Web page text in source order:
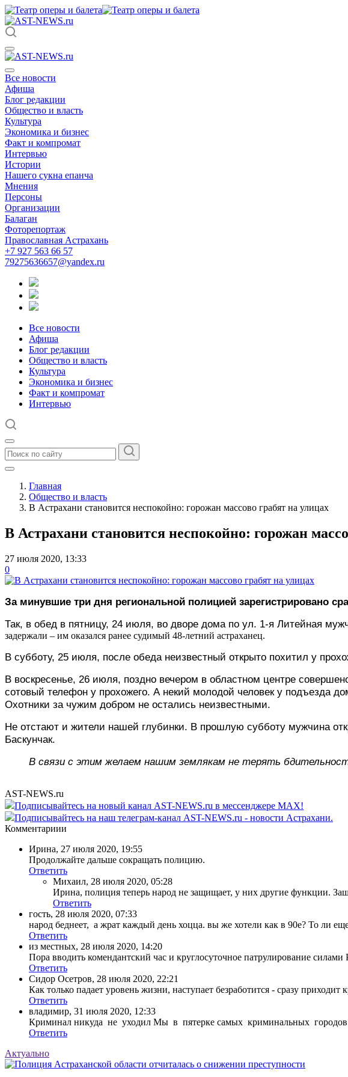
Все новости
Афиша
Блог редакции
Общество и власть
Культура
Экономика и бизнес
Факт и компромат
Интервью
Истории
Нашего сукна епанча
Мнения
Персоны
Организации
Балаган
Фоторепортаж
Православная Астрахань
+7 927 563 66 57
79275636657@yandex.ru
Все новости
Афиша
Блог редакции
Общество и власть
Культура
Экономика и бизнес
Факт и компромат
Интервью
Главная
Общество и власть
В Астрахани становится неспокойно: горожан массово грабят на улицах
В Астрахани становится неспокойно: горожан
27 июля 2020, 13:33
0
За минувшие три дня региональной полицией зарегистрировано
Так, в обед в пятницу, 24 июля, во дворе дома по ул. 1-я Литейная
задержали – им оказался ранее судимый 48-летний астраханец.
В субботу, 25 июля, после обеда неизвестный открыто похитил у
В воскресенье, 26 июля, поздно вечером в областном центре
сотовый телефон у прохожего. А некий молодой человек у подъезда
Охотники за чужим добром не остались неизвестными.
Не отстают и жители нашей глубинки. В прошлую субботу мужчина
Баскунчак.
В связи с этим желаем нашим землякам не терять
AST-NEWS.ru
Подписывайтесь на новый канал AST-NEWS.ru в мессенджере MAX!
Подписывайтесь на наш телеграм-канал AST-NEWS.ru - новости Астрахани.
Комментариии
Ирина, 27 июля 2020, 19:55
Продолжайте дальше сокращать полицию.
Ответить
Михаил, 28 июля 2020, 05:28
Ирина, полиция теперь народ не защищает, у них другие функции.
Ответить
гость, 28 июля 2020, 07:33
народ беднеет, а жрат каждый день хоцца. вы же хотели как в 90е? То ли
Ответить
из местных, 28 июля 2020, 14:20
Пора вводить комендантский час и круглосуточное патрулирование силами
Ответить
Сидор Осетров, 28 июля 2020, 22:21
Как только падает уровень жизни, наступает безработится - сразу приходит
Ответить
владимир, 31 июля 2020, 12:33
Криминал никуда не уходил Мы в пятерке самых криминальных городов
Ответить
Актуально